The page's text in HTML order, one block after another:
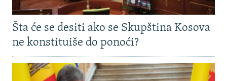
Šta će se desiti ako se Skupština Kosova
ne konstituiše do ponoći?